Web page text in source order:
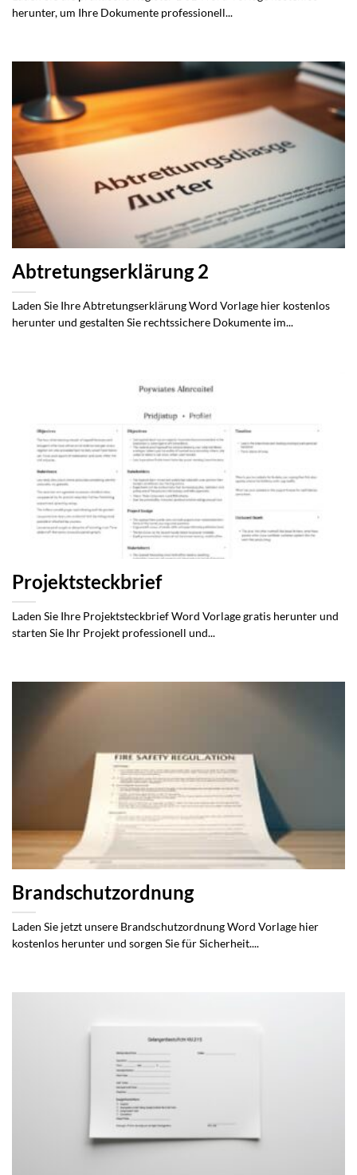
herunter, um Ihre Dokumente professionell...
Abtretungserklärung 2
Laden Sie Ihre Abtretungserklärung Word Vorlage hier kostenlos
herunter und gestalten Sie rechtssichere Dokumente im...
Projektsteckbrief
Laden Sie Ihre Projektsteckbrief Word Vorlage gratis herunter und
starten Sie Ihr Projekt professionell und...
Brandschutzordnung
Laden Sie jetzt unsere Brandschutzordnung Word Vorlage hier
kostenlos herunter und sorgen Sie für Sicherheit....